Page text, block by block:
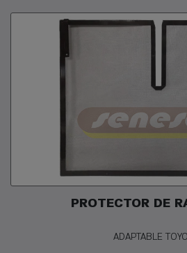
PROTECTOR DE
ADAPTABLE